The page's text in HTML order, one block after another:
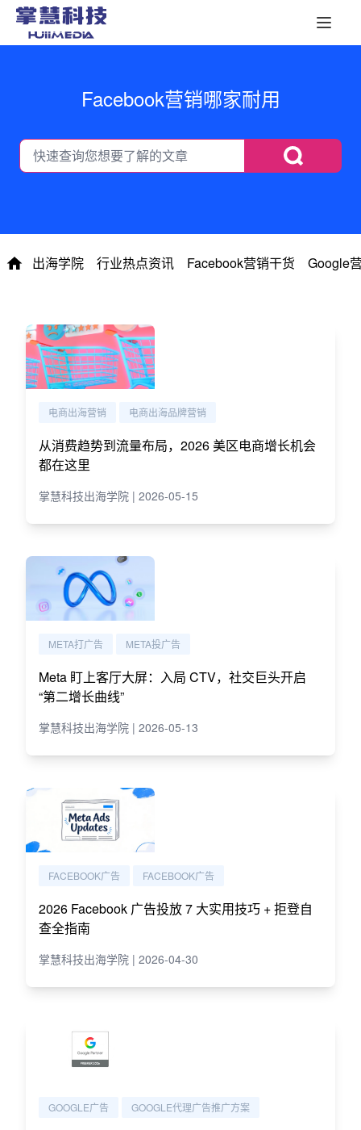
Facebook营销哪家耐用
出海学院 行业热点资讯 Facebook营销干货 Google
电商出海营销 电商出海品牌营销
从消费趋势到流量布局，2026 美区电商增长机会
都在这里
掌慧科技出海学院 | 2026-05-15
META打广告 META投广告
Meta 盯上客厅大屏：入局 CTV，社交巨头开启
“第二增长曲线”
掌慧科技出海学院 | 2026-05-13
FACEBOOK广告 FACEBOOK广告
2026 Facebook 广告投放 7 大实用技巧 + 拒登自
查全指南
掌慧科技出海学院 | 2026-04-30
GOOGLE广告 GOOGLE代理广告推广方案